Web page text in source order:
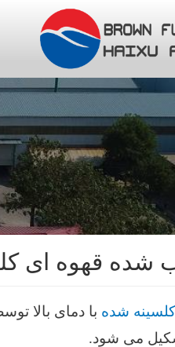
شده قهوه ای
شده با دمای بالا
می شود.